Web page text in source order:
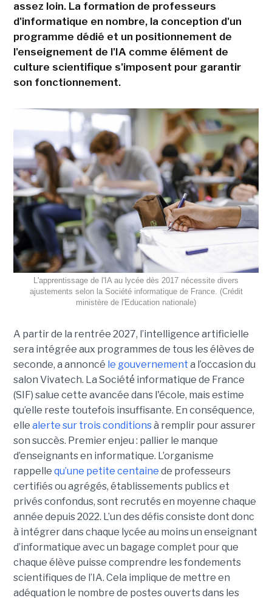
assez loin. La formation de professeurs
d'informatique en nombre, la conception d'un
programme dédié et un positionnement de
l'enseignement de l'IA comme élément de
culture scientifique s'imposent pour garantir
son fonctionnement.
L'apprentissage de l'IA au lycée dès 2017 nécessite divers
ajustements selon la Société informatique de France. (Crédit
ministère de l'Education nationale)
A partir de la rentrée 2027, l’intelligence artificielle
sera intégrée aux programmes de tous les élèves de
seconde, a annoncé le gouvernement a l’occasion du
salon Vivatech. La Société́ informatique de France
(SIF) salue cette avancée dans l'école, mais estime
qu’elle reste toutefois insuffisante. En conséquence,
elle alerte sur trois conditionsà remplir pour assurer
son succès. Premier enjeu : pallier le manque
d’enseignants en informatique. L’organisme
rappelle qu’une petite centaine de professeurs
certifiés ou agrégés, établissements publics et
privés confondus, sont recrutés en moyenne chaque
année depuis 2022. L’un des défis consiste dont donc
à intégrer dans chaque lycée au moins un enseignant
d’informatique avec un bagage complet pour que
chaque élève puisse comprendre les fondements
scientifiques de l’IA. Cela implique de mettre en
adéquation le nombre de postes ouverts dans les